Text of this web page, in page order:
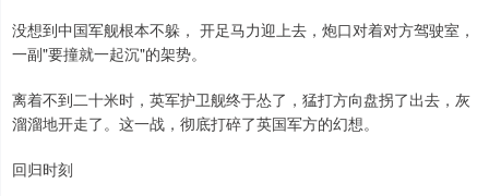
没想到中国军舰根本不躲， 开足马力迎上去，炮口对着对方驾驶室，
一副"要撞就一起沉"的架势。
离着不到二十米时，英军护卫舰终于怂了，猛打方向盘拐了出去，灰
溜溜地开走了。这一战，彻底打碎了英国军方的幻想。
回归时刻